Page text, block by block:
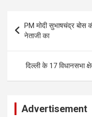
navigation
PM मोदी सुभाषचंद्र बोस
नेताजी का
दिल्ली के 17 विधानसभा
Advertisement